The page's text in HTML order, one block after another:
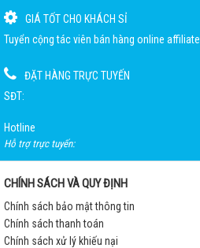
GIÁ TỐT CHO KHÁCH SỈ
Tuyển cộng tác viên bán hàng online affiliate
ĐẶT HÀNG TRỰC TUYẾN
SĐT:
Hotline
Hỗ trợ trực tuyến:
CHÍNH SÁCH VÀ QUY ĐỊNH
Chính sách bảo mật thông tin
Chính sách thanh toán
Chính sách xử lý khiếu nại